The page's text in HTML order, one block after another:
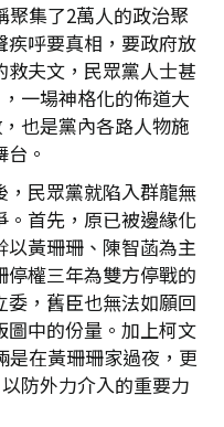
聚集了2萬人的政治聚
疾呼要真相，要政府放
救夫文，民眾黨人士甚
一場神格化的佈道大
也是黨內各路人物施
。
民眾黨就陷入群龍無
。首先，原已被邊緣化
黃珊珊、陳智菡為主
權三年為雙方停戰的
，舊臣也無法如願回
圖中的份量。加上柯文
是在黃珊珊家過夜，更
防外力介入的重要力